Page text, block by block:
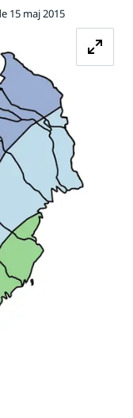
15 maj 2015